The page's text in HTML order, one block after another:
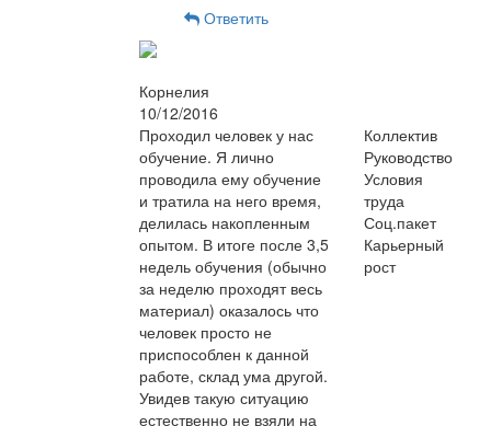
Ответить
Корнелия
10/12/2016
Проходил человек у нас
обучение. Я лично
проводила ему обучение
и тратила на него время,
делилась накопленным
опытом. В итоге после 3,5
недель обучения (обычно
за неделю проходят весь
материал) оказалось что
человек просто не
приспособлен к данной
работе, склад ума другой.
Увидев такую ситуацию
естественно не взяли на
Коллектив
Руководство
Условия
труда
Соц.пакет
Карьерный
рост